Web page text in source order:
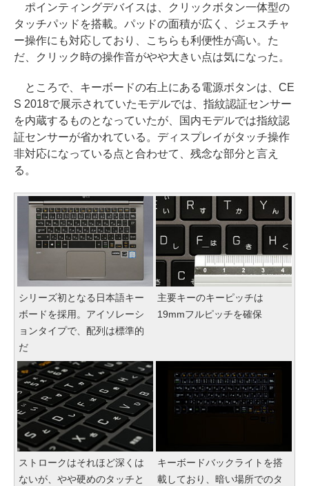
ポインティングデバイスは、クリックボタン一体型の
タッチパッドを搭載。パッドの面積が広く、ジェスチャ
ー操作にも対応しており、こちらも利便性が高い。た
だ、クリック時の操作音がやや大きい点は気になった。
ところで、キーボードの右上にある電源ボタンは、CE
S 2018で展示されていたモデルでは、指紋認証センサー
を内蔵するものとなっていたが、国内モデルでは指紋認
証センサーが省かれている。ディスプレイがタッチ操作
非対応になっている点と合わせて、残念な部分と言え
る。
シリーズ初となる日本語キー
ボードを採用。アイソレーシ
ョンタイプで、配列は標準的
だ
主要キーのキーピッチは
19mmフルピッチを確保
ストロークはそれほど深くは
ないが、やや硬めのタッチと
キーボードバックライトを搭
載しており、暗い場所でのタ